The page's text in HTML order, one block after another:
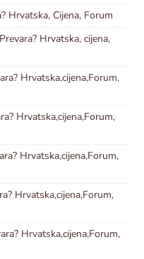
Hrvatska, Cijena, Forum
Hrvatska, cijena,
Hrvatska,cijena,Forum,
Hrvatska,cijena,Forum,
Hrvatska,cijena,Forum,
Hrvatska,cijena,Forum,
Hrvatska,cijena,Forum,